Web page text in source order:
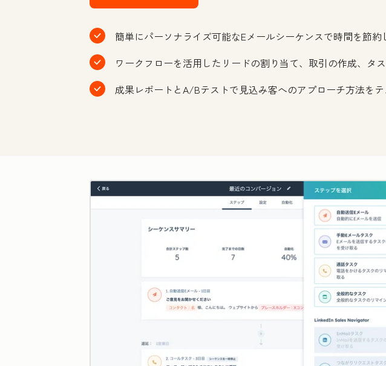
簡単にパーソナライズ可能なEメールシーケンスで時間を節
ワークフローを活用したリードの割り当て、取引の作成、タ
成果レポートとA/Bテストで見込み客へのアプローチ方法を